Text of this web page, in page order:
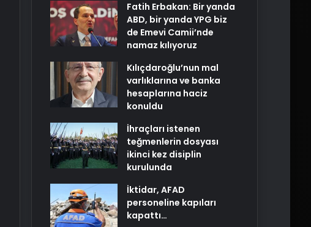
Fatih Erbakan: Bir yanda
ABD, bir yanda YPG biz
de Emevi Camii’nde
namaz kılıyoruz
Kılıçdaroğlu’nun mal
varlıklarına ve banka
hesaplarına haciz
konuldu
İhraçları istenen
teğmenlerin dosyası
ikinci kez disiplin
kurulunda
İktidar, AFAD
personeline kapıları
kapattı…